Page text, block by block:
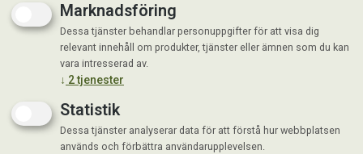
Marknadsföring
Dessa tjänster behandlar personuppgifter för att visa dig
relevant innehåll om produkter, tjänster eller ämnen som du kan
vara intresserad av.
↓ 2tjenester
Statistik
Dessa tjänster analyserar data för att förstå hur webbplatsen
används och förbättra användarupplevelsen.